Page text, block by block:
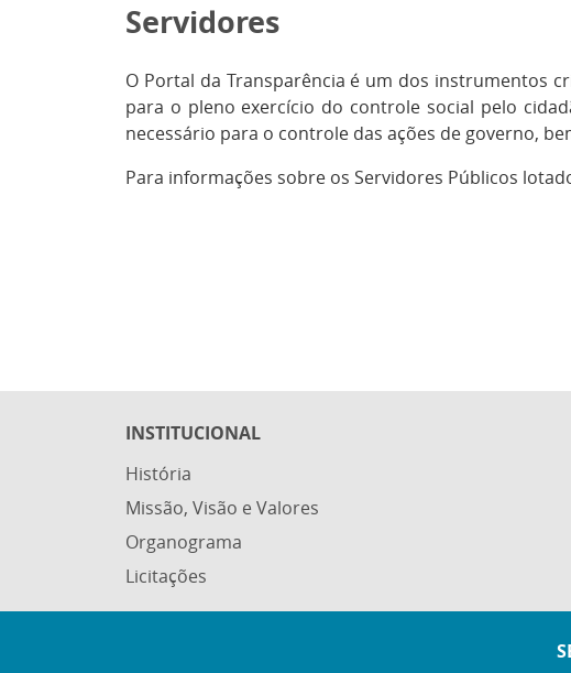
Servidores
O Portal da Transparência é um dos instrumentos
para o pleno exercício do controle social pelo
necessário para o controle das ações de governo,
Para informações sobre os Servidores Públicos
INSTITUCIONAL
História
Missão, Visão e Valores
Organograma
Licitações